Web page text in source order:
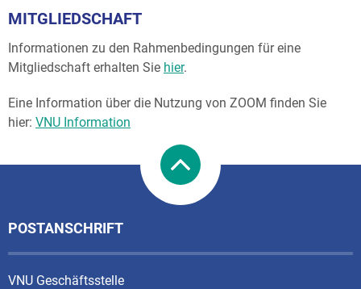
MITGLIEDSCHAFT
Informationen zu den Rahmenbedingungen für eine
Mitgliedschaft erhalten Sie hier.
Eine Information über die Nutzung von ZOOM finden Sie
hier: VNU Information
POSTANSCHRIFT
VNU Geschäftsstelle